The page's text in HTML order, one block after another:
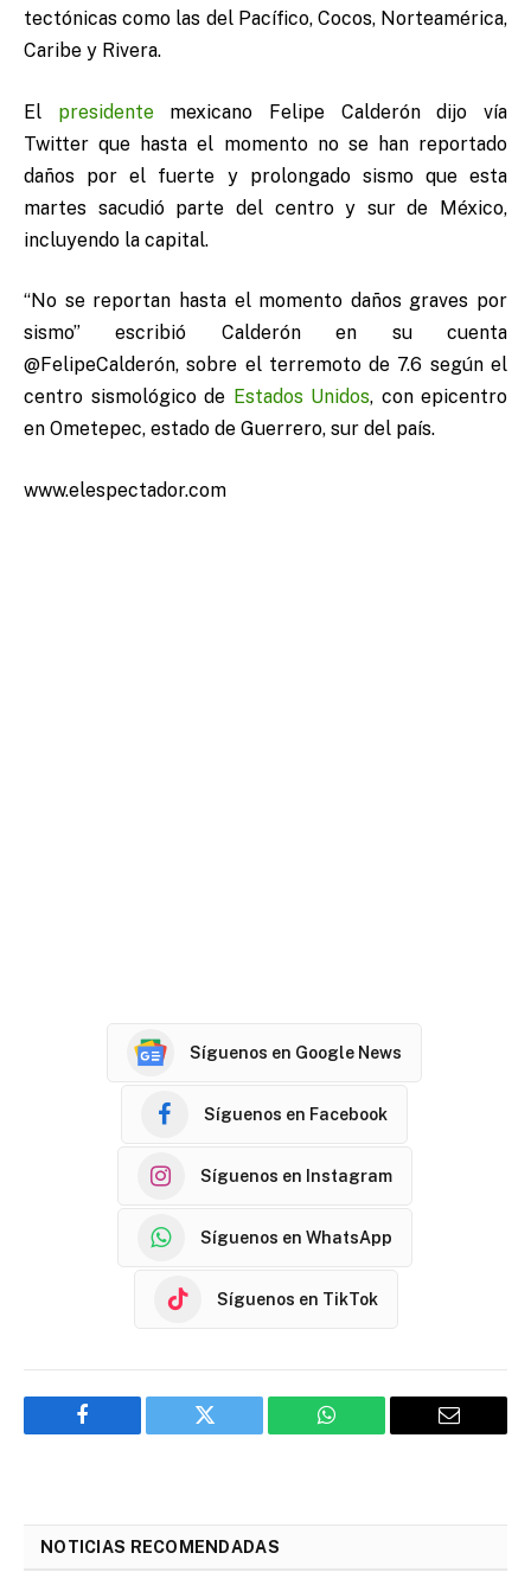
tectónicas como las del Pacífico, Cocos, Norteamérica,
Caribe y Rivera.
El presidentemexicano Felipe Calderón dijo vía
Twitter que hasta el momento no se han reportado
daños por el fuerte y prolongado sismo que esta
martes sacudió parte del centro y sur de México,
incluyendo la capital.
“No se reportan hasta el momento daños graves por
sismo” escribió Calderón en su cuenta
@FelipeCalderón, sobre el terremoto de 7.6 según el
centro sismológico de Estados Unidos, con epicentro
en Ometepec, estado de Guerrero, sur del país.
www.elespectador.com
Síguenos en Google News
Síguenos en Facebook
Síguenos en Instagram
Síguenos en WhatsApp
Síguenos en TikTok
Facebook Twitter WhatsApp Email
NOTICIAS RECOMENDADAS